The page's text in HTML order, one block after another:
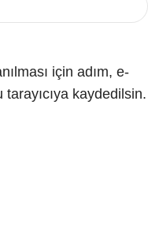
için adım, e-
kaydedilsin.